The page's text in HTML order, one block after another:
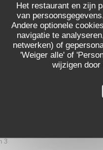
Het restaurant en zijn
van
Andere optionele
navigatie te
netwerken) of
'Weiger alle' of
wijzigen
et de bon conseil. Cadre
vins. Tout est bon et fin pour
3